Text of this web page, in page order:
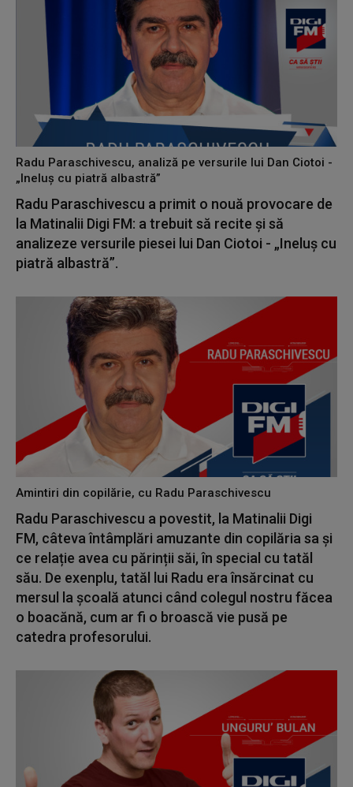
Radu Paraschivescu, analiză pe versurile lui Dan Ciotoi -
„Ineluș cu piatră albastră”
Radu Paraschivescu a primit o nouă provocare de
la Matinalii Digi FM: a trebuit să recite și să
analizeze versurile piesei lui Dan Ciotoi - „Ineluș cu
piatră albastră”.
Amintiri din copilărie, cu Radu Paraschivescu
Radu Paraschivescu a povestit, la Matinalii Digi
FM, câteva întâmplări amuzante din copilăria sa și
ce relație avea cu părinții săi, în special cu tatăl
său. De exenplu, tatăl lui Radu era însărcinat cu
mersul la școală atunci când colegul nostru făcea
o boacănă, cum ar fi o broască vie pusă pe
catedra profesorului.